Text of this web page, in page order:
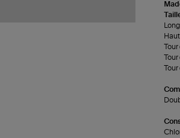
Tour
Tour
Tour